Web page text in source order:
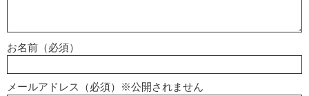
お名前（必須）
メールアドレス（必須）※公開されません